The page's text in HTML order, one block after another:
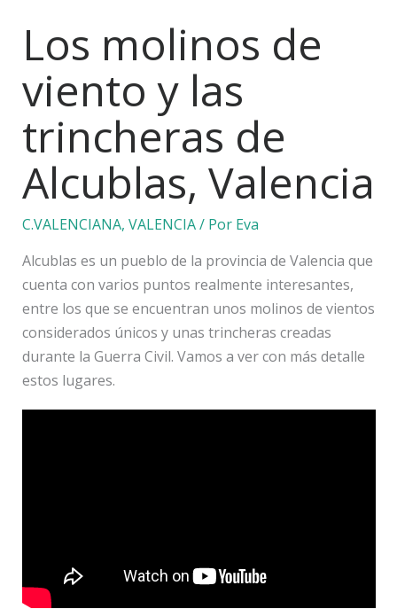
Los molinos de
viento y las
trincheras de
Alcublas, Valencia
C.VALENCIANA, VALENCIA/ Por Eva
Alcublas es un pueblo de la provincia de Valencia que
cuenta con varios puntos realmente interesantes,
entre los que se encuentran unos molinos de vientos
considerados únicos y unas trincheras creadas
durante la Guerra Civil. Vamos a ver con más detalle
estos lugares.